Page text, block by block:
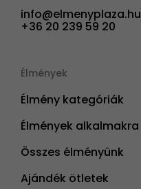
info@elmenyplaza.hu
+36 20 239 59 20
Élmények
Élmény kategóriák
Élmények alkalmakra
Összes élményünk
Ajándék ötletek